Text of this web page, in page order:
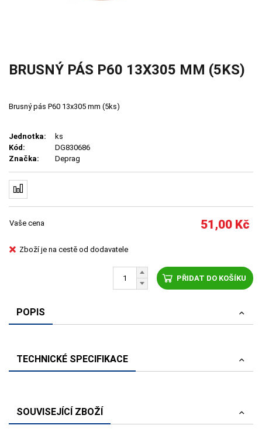
BRUSNÝ PÁS P60 13X305 MM (5KS)
Brusný pás P60 13x305 mm (5ks)
Jednotka:
ks
Kód:
DG830686
Značka:
Deprag
Vaše cena 51,00 Kč
Zboží je na cestě od dodavatele
PŘIDAT DO KOŠÍKU
POPIS
TECHNICKÉ SPECIFIKACE
SOUVISEJÍCÍ ZBOŽÍ